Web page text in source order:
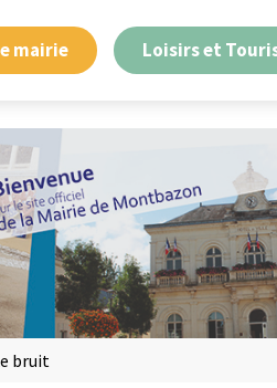
mairie Loisirs et
bruit